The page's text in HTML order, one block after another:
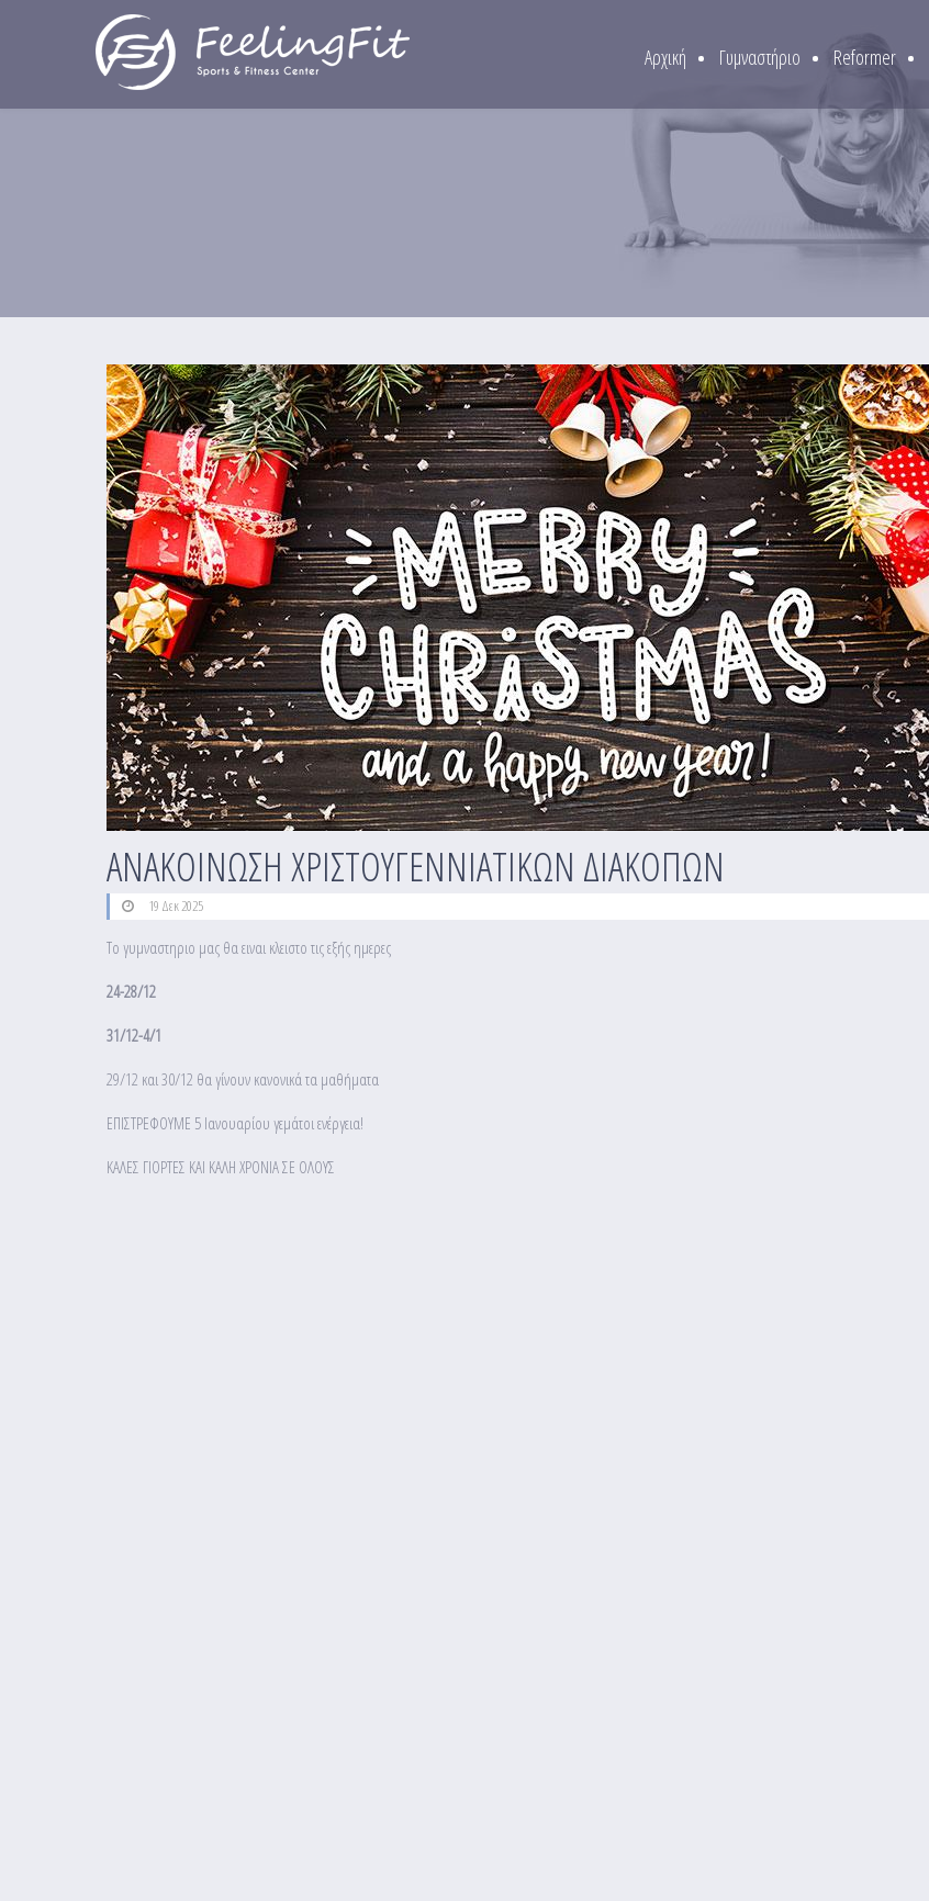
Παράκαμψη προς το κυρίως περιεχόμενο
Αρχική Γυμναστήριο Reformer
ΑΝΑΚΟΙΝΩΣΗ ΧΡΙΣΤΟΥΓΕΝΝΙΑΤΙΚΩΝ ΔΙΑΚΟΠΩΝ
19 Δεκ 2025
Το γυμναστηριο μας θα ειναι κλειστο τις εξής ημερες
24-28/12
31/12-4/1
29/12 και 30/12 θα γίνουν κανονικά τα μαθήματα
ΕΠΙΣΤΡΕΦΟΥΜΕ 5 Ιανουαρίου γεμάτοι ενέργεια!
ΚΑΛΕΣ ΓΙΟΡΤΕΣ ΚΑΙ ΚΑΛΗ ΧΡΟΝΙΑ ΣΕ ΟΛΟΥΣ